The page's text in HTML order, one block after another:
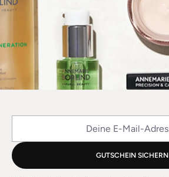
GUTSCHEIN SICHERN